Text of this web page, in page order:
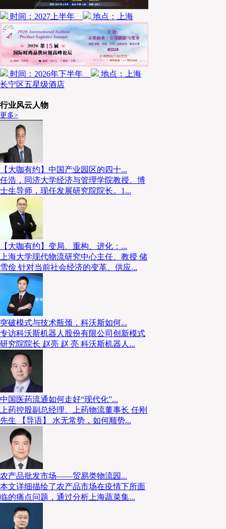
时间：2027上半年 地点：上海
时间：2026年下半年
地点：上海
长宁区五星级酒店
行业风云人物
更多>
【大咖有约】中国产业园区的四十...
任浩，同济大学经济与管理学院教授、博
士生导师，现任发展研究院院长。1...
【大咖有约】变局、重构、进化：...
上海大学现代物流研究中心主任、教授 储
雪俭 针对当前社会经济的变革、供应...
突破模式与技术瓶颈，科沃斯如何...
专访科沃斯机器人股份有限公司创新模式
研究院院长 赵亮 赵 亮 科沃斯机器人...
中国医药流通如何走好“现代化”...
上药控股副总经理、上药物流董事长 任刚
先生 【导语】 水无常势，如何顺势...
农产品批发市场——贸易类物流园...
本文详细描绘了农产品市场在疫情下所面
临的痛点问题，通过分析上海蔬菜集...